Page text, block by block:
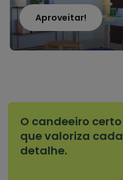
Aproveitar!
O candeeiro certo
que valoriza cada
detalhe.